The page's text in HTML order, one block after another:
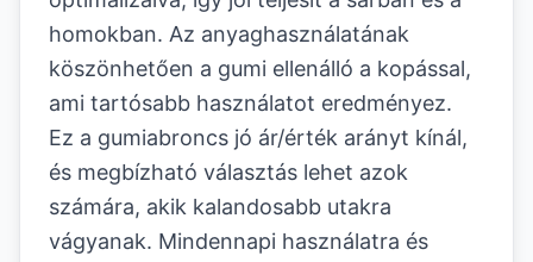
homokban. Az anyaghasználatának
köszönhetően a gumi ellenálló a kopással,
ami tartósabb használatot eredményez.
Ez a gumiabroncs jó ár/érték arányt kínál,
és megbízható választás lehet azok
számára, akik kalandosabb utakra
vágyanak. Mindennapi használatra és